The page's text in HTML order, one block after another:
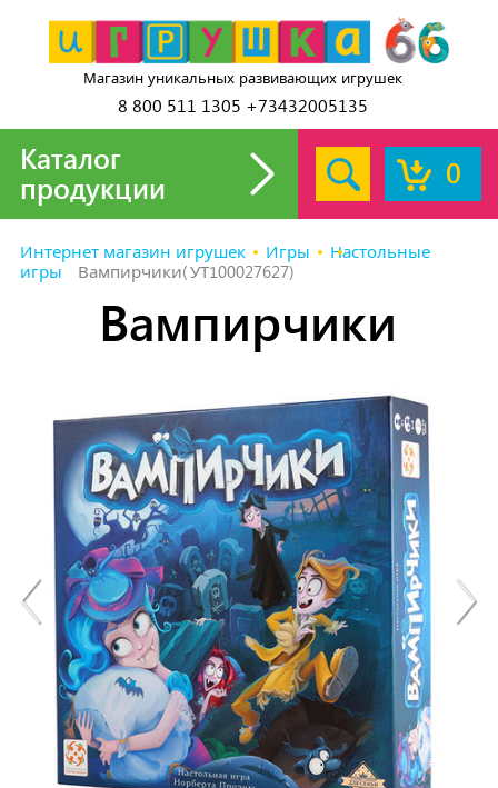
Магазин уникальных развивающих игрушек
8 800 511 1305 +73432005135
0
Каталог
продукции
Интернет магазин игрушек Игры
Настольные
игры
Вампирчики(УТ100027627)
Вампирчики